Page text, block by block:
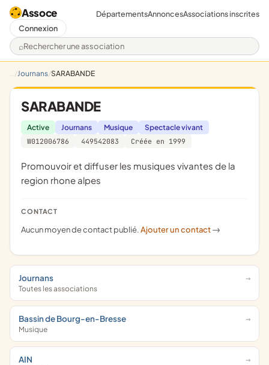
Assoce
Rechercher une association
DépartementsAnnoncesAssociations inscrites
Connexion
Journans SARABANDE
SARABANDE
Active Journans Musique
Spectacle vivant
W012006786
449542083 Créée en 1999
promouvoir et diffuser les musiques vivantes de la
region rhone alpes
CONTACT
Aucun moyen de contact publié.Ajouter un contact ->
Journans
Toutes les associations
Bassin de Bourg-en-Bresse
Musique
AIN